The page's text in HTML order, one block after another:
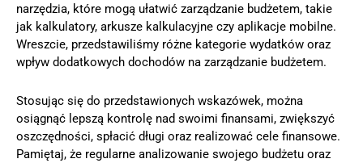
narzędzia, które mogą ułatwić zarządzanie budżetem, takie
jak kalkulatory, arkusze kalkulacyjne czy aplikacje mobilne.
Wreszcie, przedstawiliśmy różne kategorie wydatków oraz
wpływ dodatkowych dochodów na zarządzanie budżetem.
Stosując się do przedstawionych wskazówek, można
osiągnąć lepszą kontrolę nad swoimi finansami, zwiększyć
oszczędności, spłacić długi oraz realizować cele finansowe.
Pamiętaj, że regularne analizowanie swojego budżetu oraz